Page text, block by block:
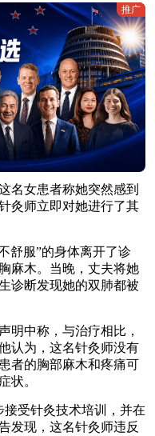
推广
名女患者称她突然感到
灸师立即对她进行了其
舒服”的身体离开了诊
麻木。当晚，丈夫将她
诊断发现她的双肺都被
明中称，与治疗相比，
认为，这名针灸师没有
者的胸部麻木和疼痛可
状。
受针灸技术培训，并在
发现，这名针灸师违反